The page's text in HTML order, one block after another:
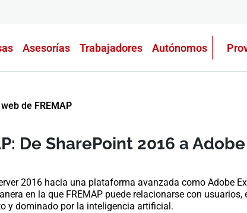
Asesorías Trabajadores Autónomos
de FREMAP
De SharePoint 2016 a
2016 hacia una plataforma avanzada como Adobe
en la que FREMAP puede relacionarse con
y dominado por la inteligencia artificial.